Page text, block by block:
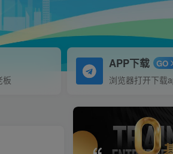
板
APP下载 GO
浏览器打开下载